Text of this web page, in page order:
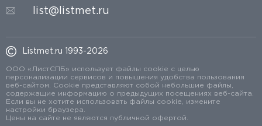
list@listmet.ru
Listmet.ru 1993-2026
ООО «ЛистСПБ» использует файлы cookie с целью
персонализации сервисов и повышения удобства пользования
веб-сайтом. Cookie представляют собой небольшие файлы,
содержащие информацию о предыдущих посещениях веб-сайта.
Если вы не хотите использовать файлы cookie, измените
настройки браузера.
Цены на сайте не являются публичной офертой.